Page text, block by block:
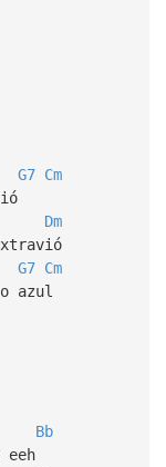
G7 Cm
Dm
G7 Cm
azul
Bb